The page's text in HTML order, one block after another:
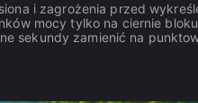
i zagrożenia przed
mocy tylko na ciernie
sekundy zamienić na